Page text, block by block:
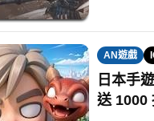
AN遊戲
日本手
送 1000